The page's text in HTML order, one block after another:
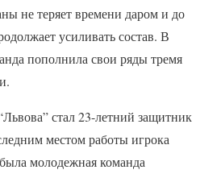
не теряет времени даром и до
усиливать состав. В
пополнила свои ряды тремя
стал 23-летний защитник
местом работы игрока
молодежная команда